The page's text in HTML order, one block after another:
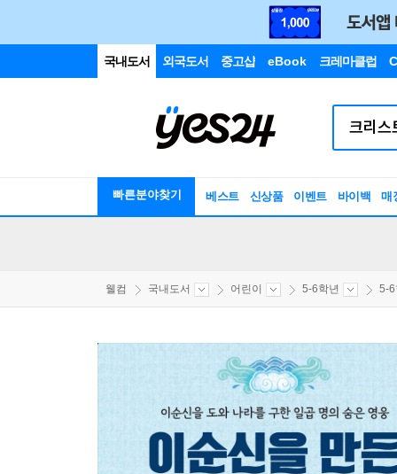
국내도서 외국도서 중고샵 eBook 크레마클럽
빠른분야찾기 베스트 신상품 이벤트 바이백 매
웰컴 국내도서 어린이 5-6학년 5-6